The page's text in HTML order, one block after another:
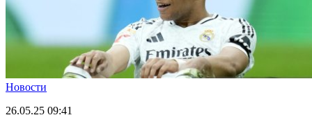
Новости
26.05.25 09:41